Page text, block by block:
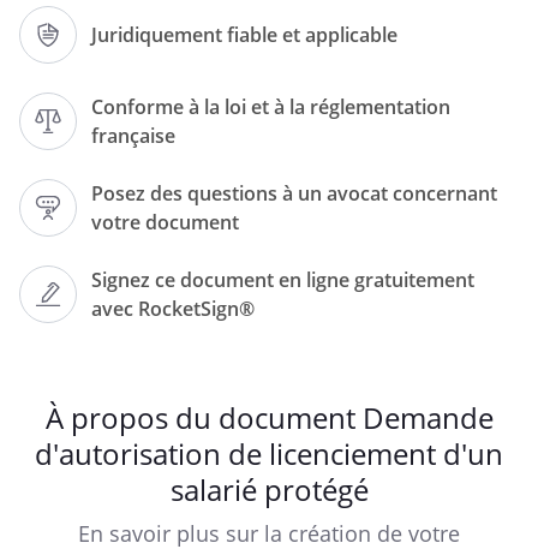
Juridiquement fiable et applicable
Conforme à la loi et à la réglementation
française
Posez des questions à un avocat concernant
votre document
Signez ce document en ligne gratuitement
avec RocketSign®
Objet :
demande d'autorisation de licencier un
Lettre recommandée avec demande
d'avis de réception
du travail,
À propos du document Demande
d'autorisation de licenciement d'un
salarié protégé
En savoir plus sur la création de votre